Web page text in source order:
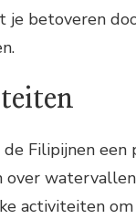
je betoveren
Filipijnen een
activiteiten